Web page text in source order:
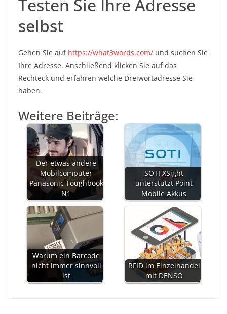
Testen Sie Ihre Adresse
selbst
Gehen Sie auf https://what3words.com/ und suchen Sie
Ihre Adresse. Anschließend klicken Sie auf das
Rechteck und erfahren welche Dreiwortadresse Sie
haben.
Weitere Beiträge:
Der etwas andere
Mobilcomputer
Panasonic Toughbook
N1
SOTI XSight
unterstützt Point
Mobile Akkus
Warum ein Barcode
nicht immer sinnvoll
ist
RFID im Einzelhandel
mit DENSO